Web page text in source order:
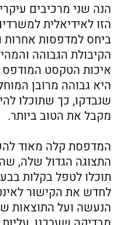
הנה שני מרכיבים
הזו לאידיאלית
ביחס למדפסות אחרות
הקיבולת הגבוהה
איכות הטקסט
היא גבוהה מרובן
שנבדקו, כך שתוכלו
מקבל את הטוב ביותר.
המדפסת קלה מאוד
התצוגה הגדול שלה,
תוכלו לטפל בקלות
לחדש את הקישור
הנעשה ועל התוצאות